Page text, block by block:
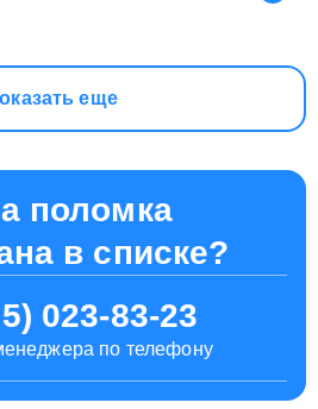
еще
поломка
в списке?
023-83-23
по телефону